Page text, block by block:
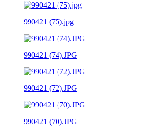
990421 (75).jpg
990421 (74).JPG
990421 (72).JPG
990421 (70).JPG